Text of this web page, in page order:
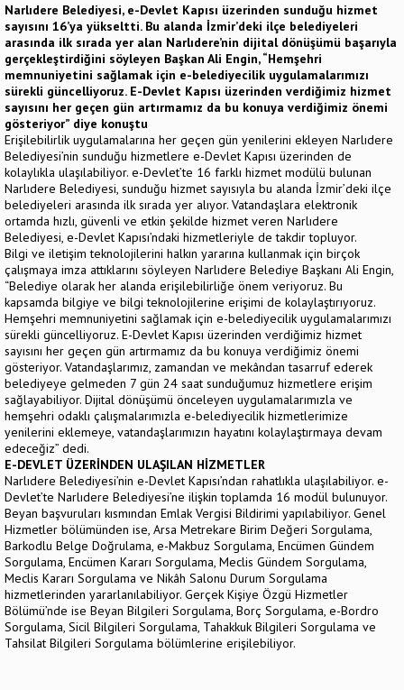
Narlıdere Belediyesi, e-Devlet Kapısı üzerinden sunduğu hizmet
sayısını 16’ya yükseltti. Bu alanda İzmir’deki ilçe belediyeleri
arasında ilk sırada yer alan Narlıdere’nin dijital dönüşümü başarıyla
gerçekleştirdiğini söyleyen Başkan Ali Engin, “Hemşehri
memnuniyetini sağlamak için e-belediyecilik uygulamalarımızı
sürekli güncelliyoruz. E-Devlet Kapısı üzerinden verdiğimiz hizmet
sayısını her geçen gün artırmamız da bu konuya verdiğimiz önemi
gösteriyor” diye konuştu
Erişilebilirlik uygulamalarına her geçen gün yenilerini ekleyen Narlıdere
Belediyesi’nin sunduğu hizmetlere e-Devlet Kapısı üzerinden de
kolaylıkla ulaşılabiliyor. e-Devlet’te 16 farklı hizmet modülü bulunan
Narlıdere Belediyesi, sunduğu hizmet sayısıyla bu alanda İzmir’deki ilçe
belediyeleri arasında ilk sırada yer alıyor. Vatandaşlara elektronik
ortamda hızlı, güvenli ve etkin şekilde hizmet veren Narlıdere
Belediyesi, e-Devlet Kapısı’ndaki hizmetleriyle de takdir topluyor.
Bilgi ve iletişim teknolojilerini halkın yararına kullanmak için birçok
çalışmaya imza attıklarını söyleyen Narlıdere Belediye Başkanı Ali Engin,
“Belediye olarak her alanda erişilebilirliğe önem veriyoruz. Bu
kapsamda bilgiye ve bilgi teknolojilerine erişimi de kolaylaştırıyoruz.
Hemşehri memnuniyetini sağlamak için e-belediyecilik uygulamalarımızı
sürekli güncelliyoruz. E-Devlet Kapısı üzerinden verdiğimiz hizmet
sayısını her geçen gün artırmamız da bu konuya verdiğimiz önemi
gösteriyor. Vatandaşlarımız, zamandan ve mekândan tasarruf ederek
belediyeye gelmeden 7 gün 24 saat sunduğumuz hizmetlere erişim
sağlayabiliyor. Dijital dönüşümü önceleyen uygulamalarımızla ve
hemşehri odaklı çalışmalarımızla e-belediyecilik hizmetlerimize
yenilerini eklemeye, vatandaşlarımızın hayatını kolaylaştırmaya devam
edeceğiz” dedi.
E-DEVLET ÜZERİNDEN ULAŞILAN HİZMETLER
Narlıdere Belediyesi’nin e-Devlet Kapısı’ndan rahatlıkla ulaşılabiliyor. e-
Devlet’te Narlıdere Belediyesi’ne ilişkin toplamda 16 modül bulunuyor.
Beyan başvuruları kısmından Emlak Vergisi Bildirimi yapılabiliyor. Genel
Hizmetler bölümünden ise, Arsa Metrekare Birim Değeri Sorgulama,
Barkodlu Belge Doğrulama, e-Makbuz Sorgulama, Encümen Gündem
Sorgulama, Encümen Kararı Sorgulama, Meclis Gündem Sorgulama,
Meclis Kararı Sorgulama ve Nikâh Salonu Durum Sorgulama
hizmetlerinden yararlanılabiliyor. Gerçek Kişiye Özgü Hizmetler
Bölümü’nde ise Beyan Bilgileri Sorgulama, Borç Sorgulama, e-Bordro
Sorgulama, Sicil Bilgileri Sorgulama, Tahakkuk Bilgileri Sorgulama ve
Tahsilat Bilgileri Sorgulama bölümlerine erişilebiliyor.